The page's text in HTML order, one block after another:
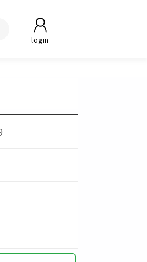
login